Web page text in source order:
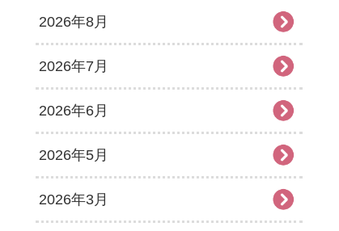
2026年8月
2026年7月
2026年6月
2026年5月
2026年3月